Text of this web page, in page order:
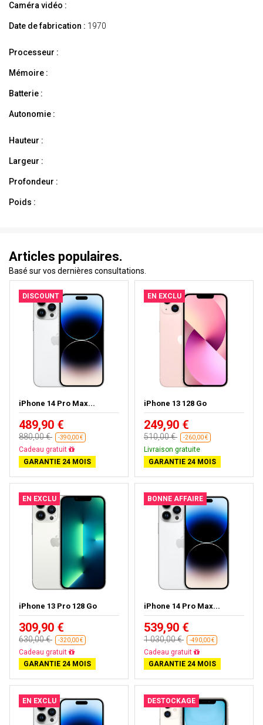
Caméra vidéo :
Date de fabrication : 1970
Processeur :
Mémoire :
Batterie :
Autonomie :
Hauteur :
Largeur :
Profondeur :
Poids :
Articles populaires.
Basé sur vos dernières consultations.
DISCOUNT
iPhone 14 Pro Max...
489,90 €
880,00 € -390,00 €
Livraison gratuite
GARANTIE 24 MOIS
EN EXCLU
iPhone 13 128 Go
249,90 €
510,00 € -260,00 €
Livraison gratuite
GARANTIE 24 MOIS
EN EXCLU
iPhone 13 Pro 128 Go
309,90 €
630,00 € -320,00 €
Livraison gratuite
GARANTIE 24 MOIS
BONNE AFFAIRE
iPhone 14 Pro Max...
539,90 €
1 030,00 € -490,00 €
Livraison gratuite
GARANTIE 24 MOIS
EN EXCLU DESTOCKAGE